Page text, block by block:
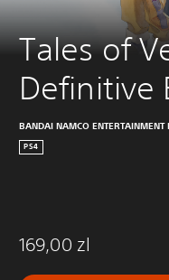
Tales of
Definitive
BANDAI NAMCO ENTERTAINMENT
PS4
169,00 zl